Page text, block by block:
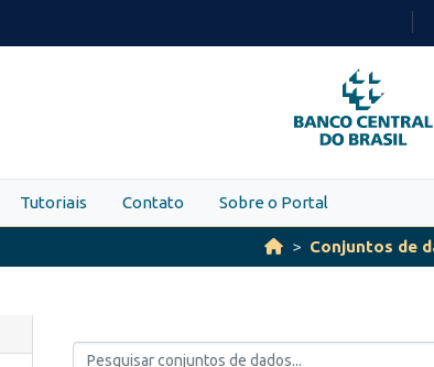
PARA
O
CONTEÚDO
Tutoriais Contato Sobre o Portal
Conjuntos de